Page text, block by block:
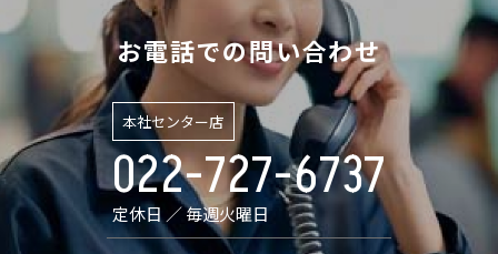
お電話での問い合わせ
本社センター店
022-727-6737
定休日 ／ 毎週火曜日